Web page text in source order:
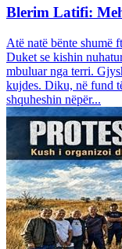
Blerim Latifi:
Atë natë bënte shumë
Duket se kishin
mbuluar nga terri.
kujdes. Diku, në fund
shquheshin nëpër...